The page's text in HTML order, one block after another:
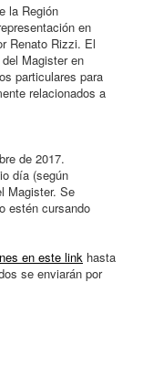
la Región
en
Renato Rizzi. El
Magister en
particulares para
relacionados a
de 2017.
día (según
Magister. Se
estén cursando
en este link hasta
se enviarán por